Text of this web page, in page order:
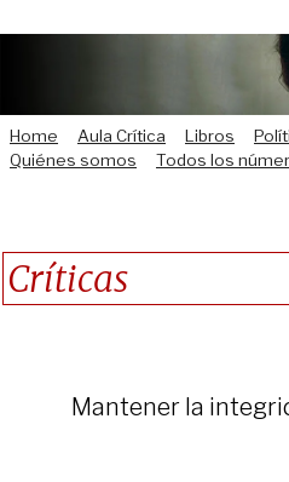
Home Aula Crítica Libros
Quiénes somos
Todos los
Críticas
Mantener la